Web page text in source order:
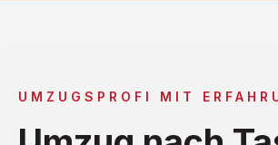
UMZUGSPROFI MIT